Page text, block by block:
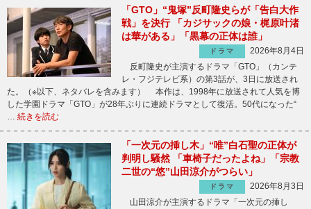
「GTO」“鬼塚”反町隆史らが「告白大作
戦」を決行 「カジサックの娘・梶原叶渚
は華がある」「黒幕の正体は誰」
ドラマ
2026年8月4日
反町隆史が主演するドラマ「GTO」（カンテ
レ・フジテレビ系）の第3話が、3日に放送され
た。（※以下、ネタバレを含みます） 本作は、1998年に放送されて人気を博
した学園ドラマ「GTO」が28年ぶりに連続ドラマとして復活。50代になった“
… 続きを読む
「一次元の挿し木」“唯”白石聖の正体が
判明し騒然 「車椅子だったよね」「宗教
二世の“悠”山田涼介がつらい」
ドラマ
2026年8月3日
山田涼介が主演するドラマ「一次元の挿し